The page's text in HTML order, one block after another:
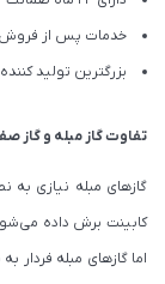
خدمات پس از فروش
بزرگترین تولید
تفاوت گاز مبله و گاز
گازهای مبله نیازی
کابینت برش داده
اما گازهای مبله فردار